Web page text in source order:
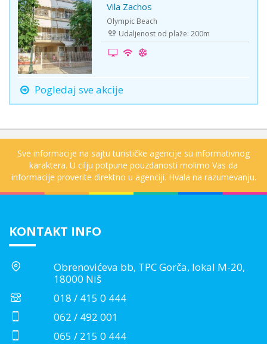
First Minute Vila Zachos
Olympic Beach
Udaljenost od plaže: 200m
Pogledaj sve akcije
Sve informacije na sajtu turističke agencije su informativnog
karaktera. U cilju potpune pouzdanosti molimo Vas da
informacije proverite direktno u agenciji. Hvala na razumevanju.
KONTAKT INFO
Obrenovićeva bb, TPC Gorča, lokal M-20,
18000 Niš
018 / 415 0 444
062 / 492 001
065 / 215 0 444